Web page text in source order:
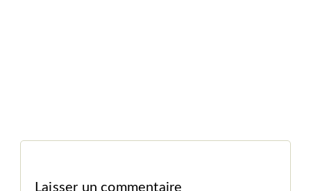
Laisser un commentaire